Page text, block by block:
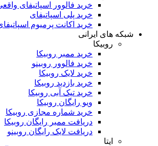
خرید فالوور اسپاتیفای
خرید پلی اسپاتیفای
خرید اکانت پرمیوم
شبکه های ایرانی
روبیکا
خرید ممبر روبیکا
خرید فالوور روبینو
خرید لایک روبیکا
خرید بازدید روبیکا
خرید تیک آبی روبیکا
ویو رایگان روبیکا
خرید شماره مجازی روبیکا
دریافت ممبر رایگان روبیکا
دریافت لایک رایگان روبینو
ایتا